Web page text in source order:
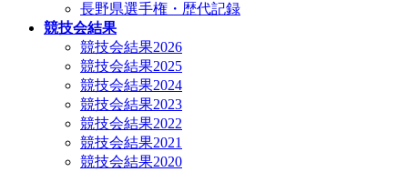
長野県選手権・歴代記録
競技会結果
競技会結果2026
競技会結果2025
競技会結果2024
競技会結果2023
競技会結果2022
競技会結果2021
競技会結果2020